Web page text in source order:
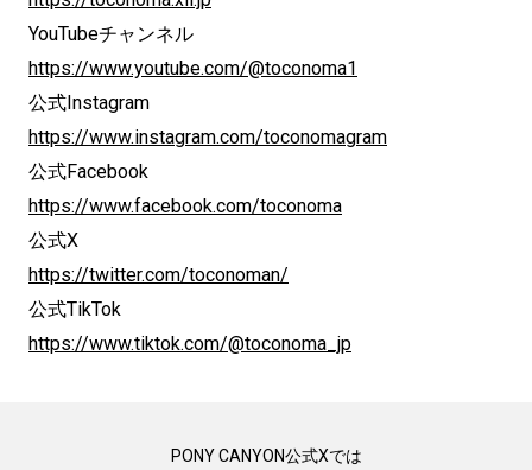
YouTubeチャンネル
https://www.youtube.com/@toconoma1
公式Instagram
https://www.instagram.com/toconomagram
公式Facebook
https://www.facebook.com/toconoma
公式X
https://twitter.com/toconoman/
公式TikTok
https://www.tiktok.com/@toconoma_jp
PONY CANYON公式Xでは